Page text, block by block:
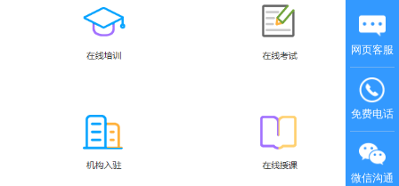
网页客服
免费电话
微信沟通